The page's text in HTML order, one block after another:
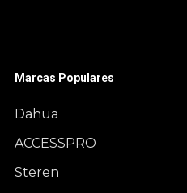
Marcas Populares
Dahua
ACCESSPRO
Steren